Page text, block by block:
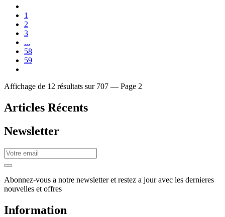
1
2
3
...
58
59
Affichage de 12 résultats sur 707 — Page 2
Articles Récents
Newsletter
Abonnez-vous a notre newsletter et restez a jour avec les dernieres
nouvelles et offres
Information